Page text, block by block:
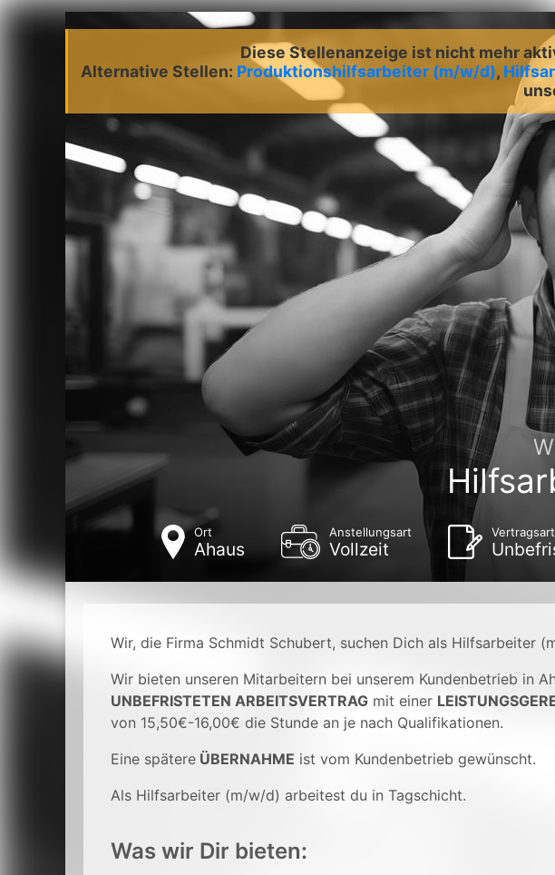
Diese Stellenanzeige ist nicht mehr
Alternative Stellen: Produktionshilfsarbeiter (m/w/d),
Ort
Ahaus
Anstellungsart
Vollzeit
Vertragsart
Wir, die Firma Schmidt Schubert, suchen Dich als Hilfsarbeiter
Wir bieten unseren Mitarbeitern bei unserem Kundenbetrieb in
UNBEFRISTETEN ARBEITSVERTRAG mit einer
von 15,50€-16,00€ die Stunde an je nach Qualifikationen.
Eine spätere ÜBERNAHME ist vom Kundenbetrieb gewünscht.
Als Hilfsarbeiter (m/w/d) arbeitest du in Tagschicht.
Was wir Dir bieten: